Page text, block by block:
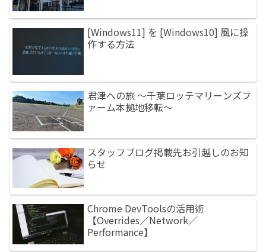
[Windows11] を [Windows10] 風に操
作する方法
君津への旅 ～千葉ロッテマリーンズフ
ァーム本拠地移転～
スタッフブログ掲載先お引越しのお知
らせ
Chrome DevToolsの活用術
【Overrides／Network／
Performance】